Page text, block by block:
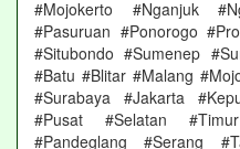
#Mojokerto #Nganjuk
#Pasuruan #Ponorogo
#Situbondo #Sumenep
#Batu #Blitar #Malang
#Surabaya #Jakarta
#Pusat #Selatan
#Pandeglang #Serang